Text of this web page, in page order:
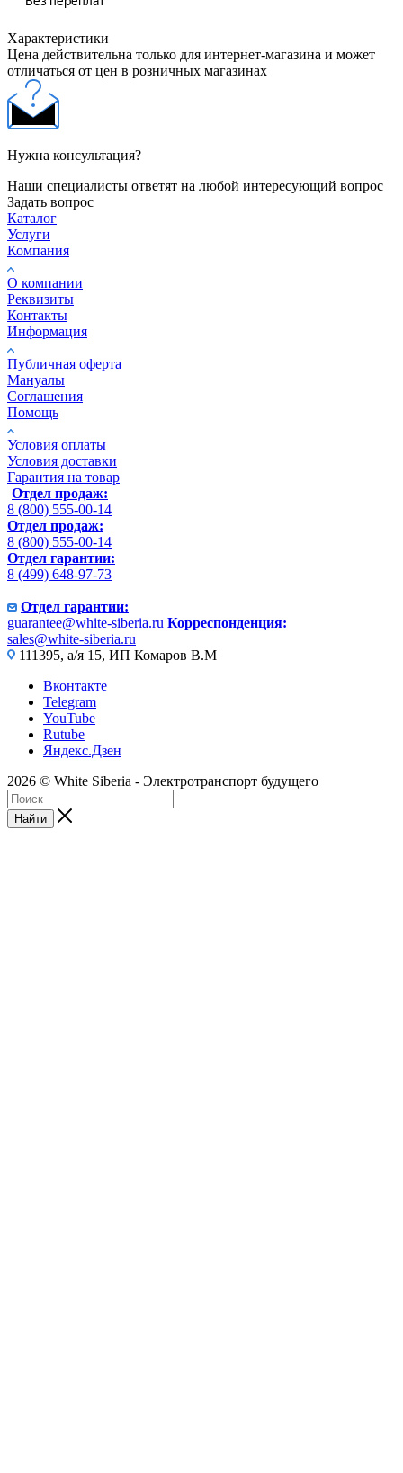
Характеристики
Цена действительна только для интернет-магазина и может
отличаться от цен в розничных магазинах
Нужна консультация?
Наши специалисты ответят на любой интересующий вопрос
Задать вопрос
Каталог
Услуги
Компания
О компании
Реквизиты
Контакты
Информация
Публичная оферта
Мануалы
Соглашения
Помощь
Условия оплаты
Условия доставки
Гарантия на товар
Отдел продаж:
8 (800) 555-00-14
Отдел продаж:
8 (800) 555-00-14
Отдел гарантии:
8 (499) 648-97-73
Отдел гарантии:
guarantee@white-siberia.ru Корреспонденция:
sales@white-siberia.ru
111395, а/я 15, ИП Комаров В.М
Вконтакте
Telegram
YouTube
Rutube
Яндекс.Дзен
2026 © White Siberia - Электротранспорт будущего
Найти